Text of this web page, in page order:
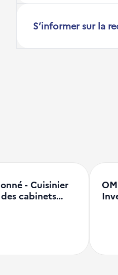
S’informer sur la
- Cuisinier
cabinets…